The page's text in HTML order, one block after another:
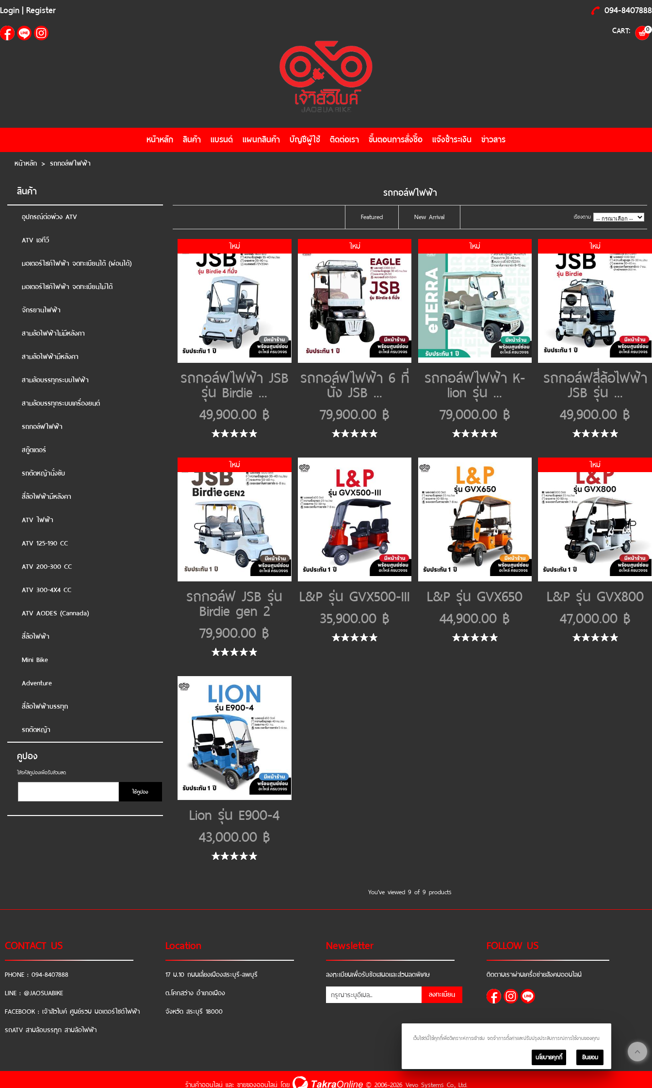
Login| Register 094-8407888
CART: 0
หน้าหลัก สินค้า แบรนด์ แผนกสินค้า บัญชีผู้ใช้ ติดต่อเรา ขั้นตอนการสั่งซื้อ แจ้งชำระเงิน ข่าวสาร
หน้าหลัก > รถกอล์ฟไฟฟ้า
สินค้า
อุปกรณ์ต่อพ่วง ATV
ATV เอทีวี
มอเตอร์ไซค์ไฟฟ้า จดทะเบียนได้ (ผ่อนได้)
มอเตอร์ไซค์ไฟฟ้า จดทะเบียนไม่ได้
จักรยานไฟฟ้า
สามล้อไฟฟ้าไม่มีหลังคา
สามล้อไฟฟ้ามีหลังคา
สามล้อบรรทุกระบบไฟฟ้า
สามล้อบรรทุกระบบเครื่องยนต์
รถกอล์ฟไฟฟ้า
สกู๊ตเตอร์
รถตัดหญ้านั่งขับ
สี่ล้อไฟฟ้ามีหลังคา
ATV ไฟฟ้า
ATV 125-190 CC
ATV 200-300 CC
ATV 300-4X4 CC
ATV AODES (Cannada)
สี่ล้อไฟฟ้า
Mini Bike
Adventure
สี่ล้อไฟฟ้าบรรทุก
รถตัดหญ้า
คูปอง
ใส่รหัสคูปองเพื่อรับส่วนลด
ใช้คูปอง
รถกอล์ฟไฟฟ้า
Featured New Arrival เรียงตาม
ใหม่
รถกอล์ฟไฟฟ้า JSB
รุ่น Birdie ...
49,900.00 ฿
ใหม่
รถกอล์ฟไฟฟ้า 6 ที่
นั่ง JSB ...
79,900.00 ฿
ใหม่
รถกอล์ฟไฟฟ้า K-
lion รุ่น ...
79,000.00 ฿
ใหม่
รถกอล์ฟสี่ล้อไฟฟ้า
JSB รุ่น ...
49,900.00 ฿
ใหม่
รถกอล์ฟ JSB รุ่น
Birdie gen 2
79,900.00 ฿
L&P รุ่น GVX500-III
35,900.00 ฿
L&P รุ่น GVX650
44,900.00 ฿
ใหม่
L&P รุ่น GVX800
47,000.00 ฿
Lion รุ่น E900-4
43,000.00 ฿
You've viewed 9 of 9 products
CONTACT US
PHONE : 094-8407888
LINE : @JAOSUABIKE
FACEBOOK : เจ้าสัวไบค์ ศูนย์รวม มอเตอร์ไซต์ไฟฟ้า
รถATV สามล้อบรรทุก สามล้อไฟฟ้า
Location
17 ม.10 ถนนเลี่ยงเมืองสระบุรี-ลพบุรี
ต.โคกสว่าง อำเภอเมือง
จังหวัด สระบุรี 18000
Newsletter
ลงทะเบียนเพื่อรับข้อเสนอและส่วนลดพิเศษ
ลงทะเบียน
FOLLOW US
ติดตามเราผ่านเครื่อข่ายสังคมออนไลน์
ร้านค้าออนไลน์ และ ขายของออนไลน์ โดย © 2006-2026 Vevo Systems Co., Ltd.
เว็บไซต์นี้ใช้คุกกี้เพื่อวิเคราะห์การเข้าชม จดจำการตั้งค่าและปรับปรุงประสบการณ์การใช้งานของคุณ
นโยบายคุกกี้ ยินยอม